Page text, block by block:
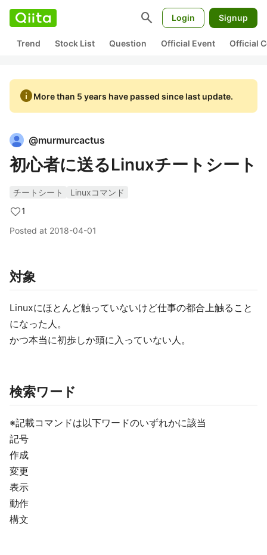
search Login Signup
Trend Stock List Question Official Event Official
infoMore than 5 years have passed since last update.
@murmurcactus
初心者に送るLinuxチートシート
チートシート
Linuxコマンド
1
Posted at 2018-04-01
対象
Linuxにほとんど触っていないけど仕事の都合上触ること
になった人。
かつ本当に初歩しか頭に入っていない人。
検索ワード
※記載コマンドは以下ワードのいずれかに該当
記号
作成
変更
表示
動作
構文